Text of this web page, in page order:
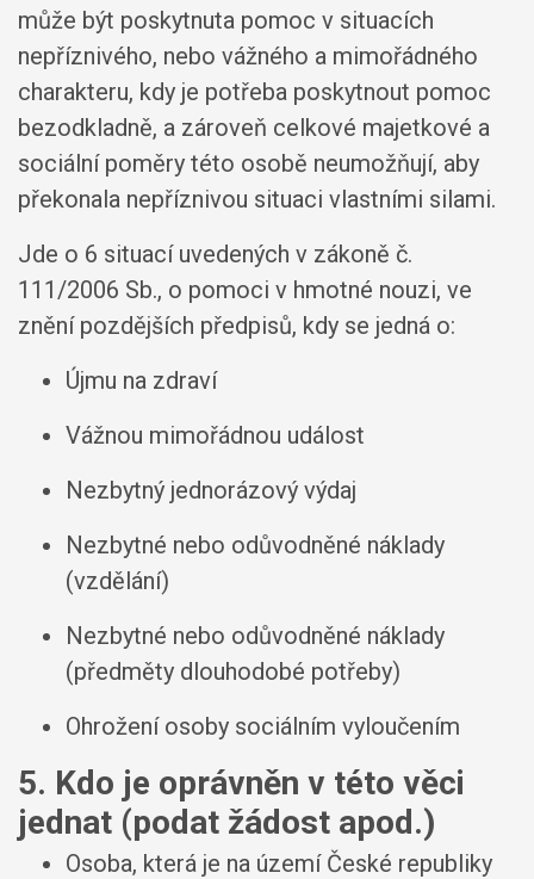
může být poskytnuta pomoc v situacích
nepříznivého, nebo vážného a mimořádného
charakteru, kdy je potřeba poskytnout pomoc
bezodkladně, a zároveň celkové majetkové a
sociální poměry této osobě neumožňují, aby
překonala nepříznivou situaci vlastními silami.
Jde o 6 situací uvedených v zákoně č.
111/2006 Sb., o pomoci v hmotné nouzi, ve
znění pozdějších předpisů, kdy se jedná o:
Újmu na zdraví
Vážnou mimořádnou událost
Nezbytný jednorázový výdaj
Nezbytné nebo odůvodněné náklady
(vzdělání)
Nezbytné nebo odůvodněné náklady
(předměty dlouhodobé potřeby)
Ohrožení osoby sociálním vyloučením
5. Kdo je oprávněn v této věci
jednat (podat žádost apod.)
Osoba, která je na území České republiky